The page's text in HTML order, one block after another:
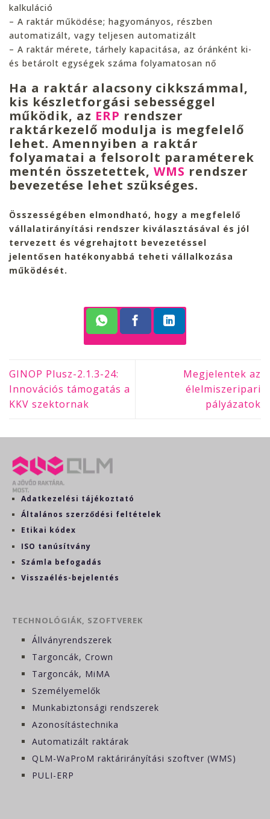
kalkuláció
– A raktár működése; hagyományos, részben
automatizált, vagy teljesen automatizált
– A raktár mérete, tárhely kapacitása, az óránként ki-
és betárolt egységek száma folyamatosan nő
Ha a raktár alacsony cikkszámmal,
kis készletforgási sebességgel
működik, az ERP rendszer
raktárkezelő modulja is megfelelő
lehet. Amennyiben a raktár
folyamatai a felsorolt paraméterek
mentén összetettek, WMS rendszer
bevezetése lehet szükséges.
Összességében elmondható, hogy a megfelelő
vállalatirányítási rendszer kiválasztásával és jól
tervezett és végrehajtott bevezetéssel
jelentősen hatékonyabbá teheti vállalkozása
működését.
GINOP Plusz-2.1.3-24:
Innovációs támogatás a
KKV szektornak
Megjelentek az
élelmiszeripari
pályázatok
Adatkezelési tájékoztató
Általános szerződési feltételek
Etikai kódex
ISO tanúsítvány
Számla befogadás
Visszaélés-bejelentés
TECHNOLÓGIÁK, SZOFTVEREK
Állványrendszerek
Targoncák, Crown
Targoncák, MiMA
Személyemelők
Munkabiztonsági rendszerek
Azonosítástechnika
Automatizált raktárak
QLM-WaProM raktárirányítási szoftver (WMS)
PULI-ERP